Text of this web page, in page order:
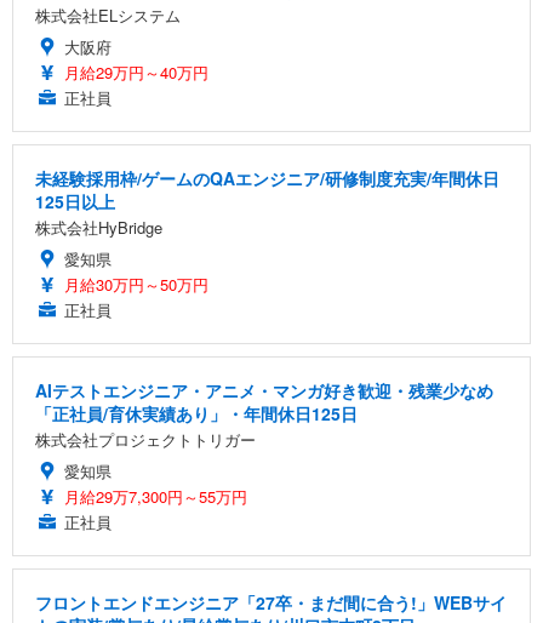
株式会社ELシステム
大阪府
月給29万円～40万円
正社員
未経験採用枠/ゲームのQAエンジニア/研修制度充実/年間休日
125日以上
株式会社HyBridge
愛知県
月給30万円～50万円
正社員
AIテストエンジニア・アニメ・マンガ好き歓迎・残業少なめ
「正社員/育休実績あり」・年間休日125日
株式会社プロジェクトトリガー
愛知県
月給29万7,300円～55万円
正社員
フロントエンドエンジニア「27卒・まだ間に合う!」WEBサイ